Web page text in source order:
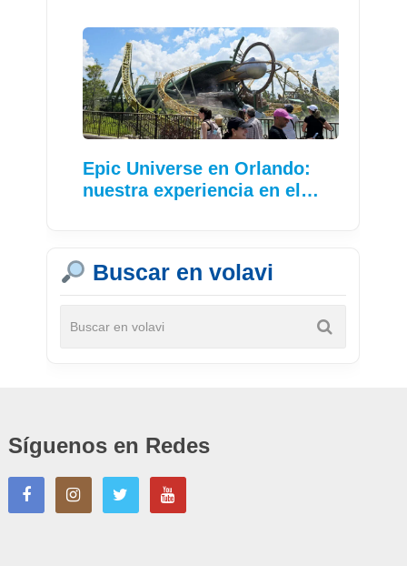
Epic Universe en Orlando:
nuestra experiencia en el…
Buscar en volavi
Síguenos en Redes